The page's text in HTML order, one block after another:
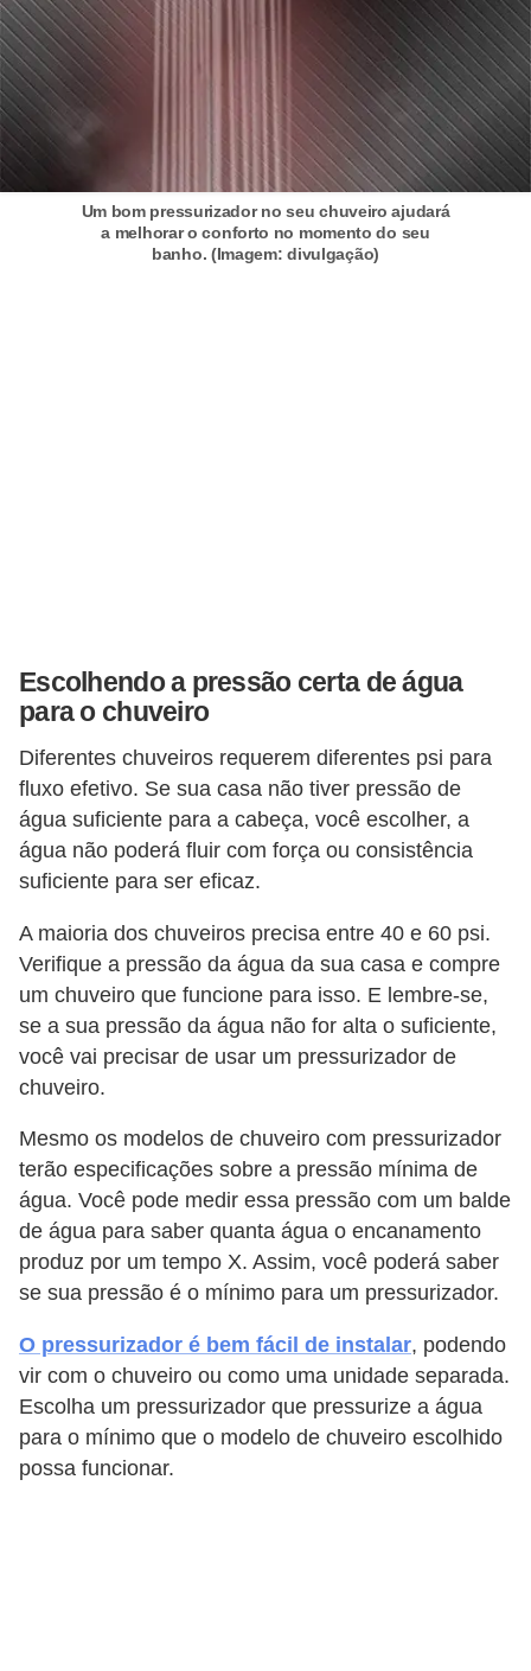
Um bom pressurizador no seu chuveiro ajudará
a melhorar o conforto no momento do seu
banho. (Imagem: divulgação)
Escolhendo a pressão certa de água
para o chuveiro
Diferentes chuveiros requerem diferentes psi para
fluxo efetivo. Se sua casa não tiver pressão de
água suficiente para a cabeça, você escolher, a
água não poderá fluir com força ou consistência
suficiente para ser eficaz.
A maioria dos chuveiros precisa entre 40 e 60 psi.
Verifique a pressão da água da sua casa e compre
um chuveiro que funcione para isso. E lembre-se,
se a sua pressão da água não for alta o suficiente,
você vai precisar de usar um pressurizador de
chuveiro.
Mesmo os modelos de chuveiro com pressurizador
terão especificações sobre a pressão mínima de
água. Você pode medir essa pressão com um balde
de água para saber quanta água o encanamento
produz por um tempo X. Assim, você poderá saber
se sua pressão é o mínimo para um pressurizador.
O pressurizador é bem fácil de instalar, podendo
vir com o chuveiro ou como uma unidade separada.
Escolha um pressurizador que pressurize a água
para o mínimo que o modelo de chuveiro escolhido
possa funcionar.
n
d
o
m